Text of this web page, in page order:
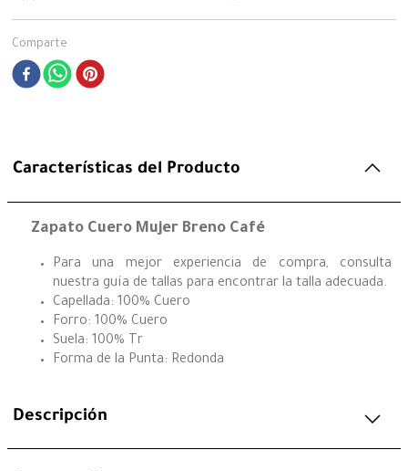
Comparte
Características del Producto
Zapato Cuero Mujer Breno Café
Para una mejor experiencia de compra, consulta
nuestra guía de tallas para encontrar la talla adecuada.
Capellada: 100% Cuero
Forro: 100% Cuero
Suela: 100% Tr
Forma de la Punta: Redonda
Descripción